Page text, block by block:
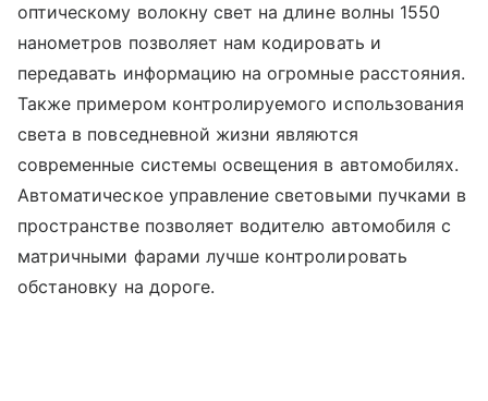
оптическому волокну свет на длине волны 1550
нанометров позволяет нам кодировать и
передавать информацию на огромные расстояния.
Также примером контролируемого использования
света в повседневной жизни являются
современные системы освещения в автомобилях.
Автоматическое управление световыми пучками в
пространстве позволяет водителю автомобиля с
матричными фарами лучше контролировать
обстановку на дороге.